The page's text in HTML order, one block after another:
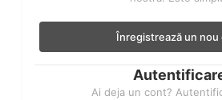
Înregistrează un nou
Ai deja un cont?